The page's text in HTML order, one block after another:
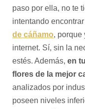
paso por ella, no te
intentando
de cáñamo, porque
internet. Sí, sin la
estés. Además, en
flores de la mejor
analizados por
poseen niveles